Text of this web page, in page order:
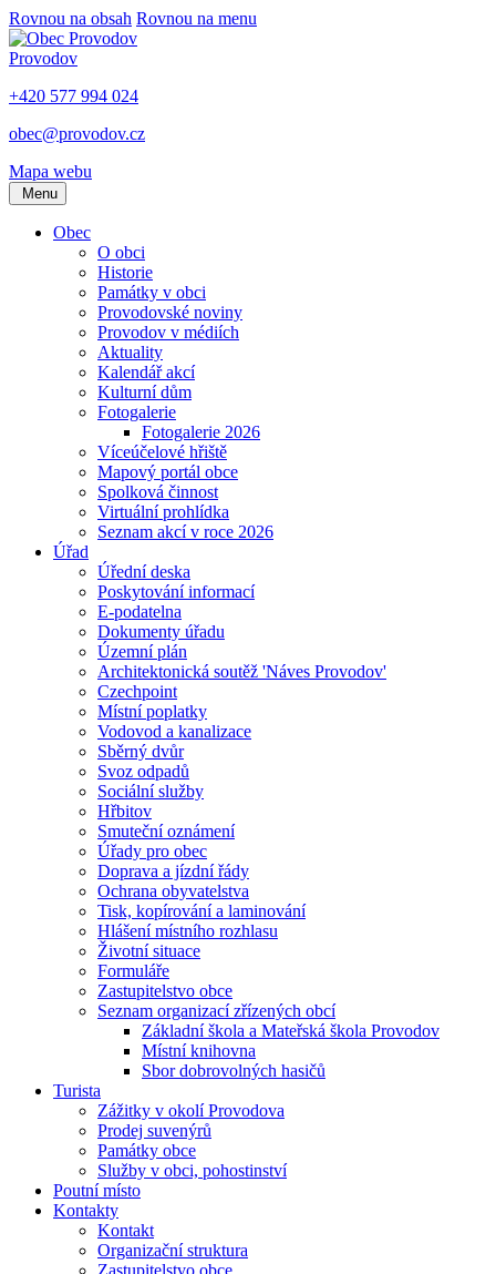
Rovnou na obsah Rovnou na menu
Provodov
+420 577 994 024
obec@provodov.cz
Mapa webu
Menu
Obec
O obci
Historie
Památky v obci
Provodovské noviny
Provodov v médiích
Aktuality
Kalendář akcí
Kulturní dům
Fotogalerie
Fotogalerie 2026
Víceúčelové hřiště
Mapový portál obce
Spolková činnost
Virtuální prohlídka
Seznam akcí v roce 2026
Úřad
Úřední deska
Poskytování informací
E-podatelna
Dokumenty úřadu
Územní plán
Architektonická soutěž 'Náves Provodov'
Czechpoint
Místní poplatky
Vodovod a kanalizace
Sběrný dvůr
Svoz odpadů
Sociální služby
Hřbitov
Smuteční oznámení
Úřady pro obec
Doprava a jízdní řády
Ochrana obyvatelstva
Tisk, kopírování a laminování
Hlášení místního rozhlasu
Životní situace
Formuláře
Zastupitelstvo obce
Seznam organizací zřízených obcí
Základní škola a Mateřská škola Provodov
Místní knihovna
Sbor dobrovolných hasičů
Turista
Zážitky v okolí Provodova
Prodej suvenýrů
Památky obce
Služby v obci, pohostinství
Poutní místo
Kontakty
Kontakt
Organizační struktura
Zastupitelstvo obce